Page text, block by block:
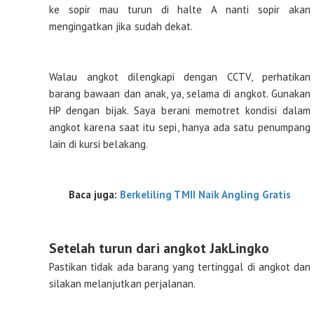
ke sopir mau turun di halte A nanti sopir akan
mengingatkan jika sudah dekat.
Walau angkot dilengkapi dengan CCTV, perhatikan
barang bawaan dan anak, ya, selama di angkot. Gunakan
HP dengan bijak. Saya berani memotret kondisi dalam
angkot karena saat itu sepi, hanya ada satu penumpang
lain di kursi belakang.
Baca juga: Berkeliling TMII Naik Angling Gratis
Setelah turun dari angkot JakLingko
Pastikan tidak ada barang yang tertinggal di angkot dan
silakan melanjutkan perjalanan.